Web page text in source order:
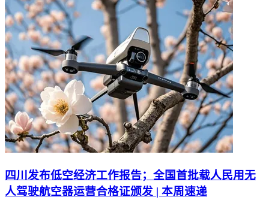
四川发布低空经济工作报告；全国首批载人民用无
人驾驶航空器运营合格证颁发 | 本周速递